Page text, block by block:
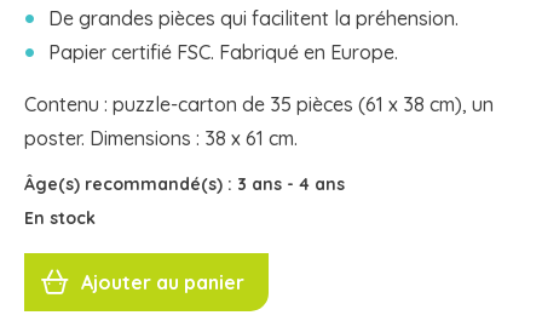
De grandes pièces qui facilitent la préhension.
Papier certifié FSC. Fabriqué en Europe.
Contenu : puzzle-carton de 35 pièces (61 x 38 cm), un
poster. Dimensions : 38 x 61 cm.
Âge(s) recommandé(s) : 3 ans - 4 ans
En stock
quantité
PUZZLE
FERME Ajouter au panier